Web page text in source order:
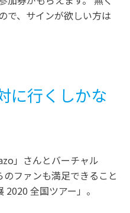
で、サインが欲しい方は
に行くしかな
」さんとバーチャル
ファンも満足できること
全国ツアー」。